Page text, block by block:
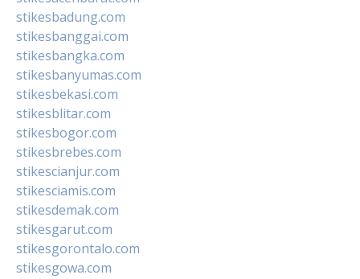
stikesbadung.com
stikesbanggai.com
stikesbangka.com
stikesbanyumas.com
stikesbekasi.com
stikesblitar.com
stikesbogor.com
stikesbrebes.com
stikescianjur.com
stikesciamis.com
stikesdemak.com
stikesgarut.com
stikesgorontalo.com
stikesgowa.com